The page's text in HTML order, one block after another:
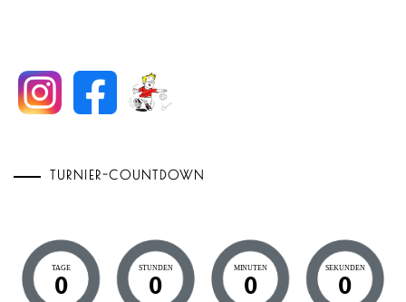
TURNIER-COUNTDOWN
TAGE
0
STUNDEN
0
MINUTEN
0
SEKUNDEN
0